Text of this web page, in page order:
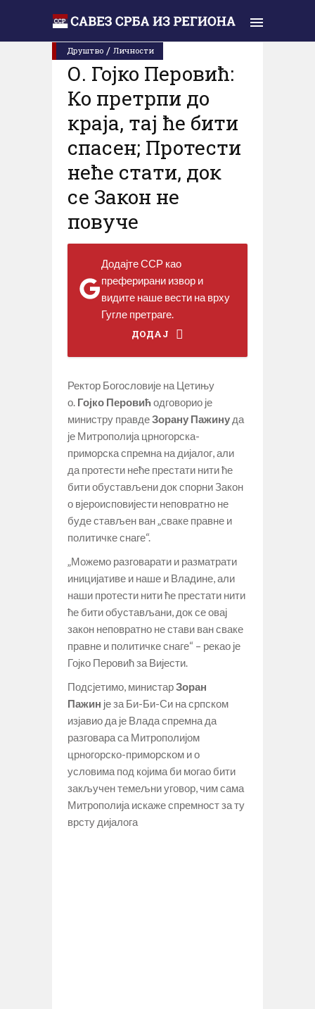
Друштво / Личности
О. Гојко Перовић:
Ко претрпи до
краја, тај ће бити
спасен; Протести
неће стати, док
се Закон не
повуче
Додајте ССР као
преферирани извор и
видите наше вести на врху
Гугле претраге.
ДОДАЈ
Ректор Богословије на Цетињу
о. Гојко Перовићодговорио је
министру правдеЗорану Пажину да
је Митрополија црногорска-
приморска спремна на дијалог, али
да протести неће престати нити ће
бити обустављени док спорни Закон
о вјероисповијести неповратно не
буде стављен ван „сваке правне и
политичке снаге“.
„Можемо разговарати и разматрати
иницијативе и наше и Владине, али
наши протести нити ће престати нити
ће бити обустављани, док се овај
закон неповратно не стави ван сваке
правне и политичке снаге“ – рекао је
Гојко Перовић за Вијести.
Подсјетимо, министарЗоран
Пажин је за Би-Би-Си на српском
изјавио да је Влада спремна да
разговара са Митрополијом
црногорско-приморском и о
условима под којима би могао бити
закључен темељни уговор, чим сама
Митрополија искаже спремност за ту
врсту дијалога